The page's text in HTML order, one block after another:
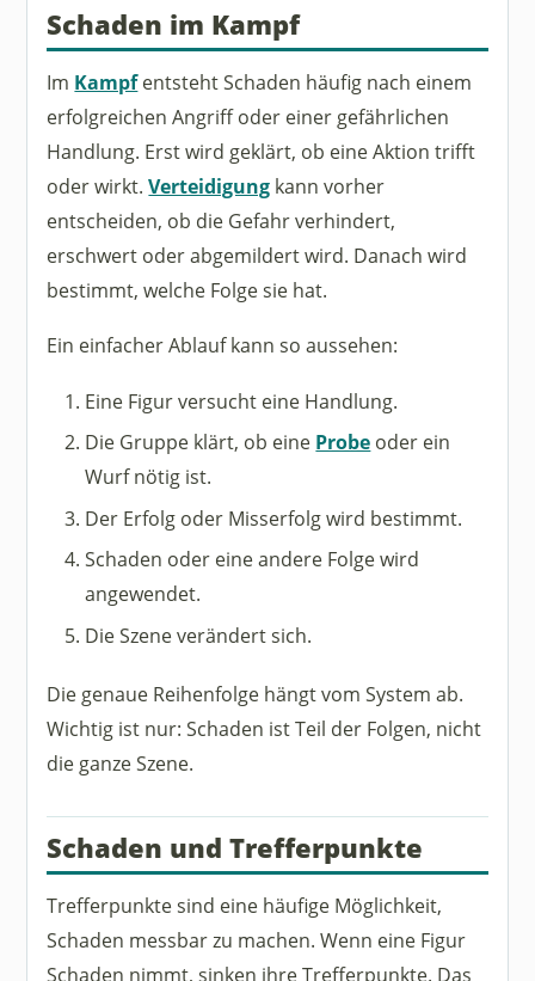
Schaden im Kampf
Im Kampfentsteht Schaden häufig nach einem
erfolgreichen Angriff oder einer gefährlichen
Handlung. Erst wird geklärt, ob eine Aktion trifft
oder wirkt.Verteidigung kann vorher
entscheiden, ob die Gefahr verhindert,
erschwert oder abgemildert wird. Danach wird
bestimmt, welche Folge sie hat.
Ein einfacher Ablauf kann so aussehen:
Eine Figur versucht eine Handlung.
Die Gruppe klärt, ob eine Probe oder ein
Wurf nötig ist.
Der Erfolg oder Misserfolg wird bestimmt.
Schaden oder eine andere Folge wird
angewendet.
Die Szene verändert sich.
Die genaue Reihenfolge hängt vom System ab.
Wichtig ist nur: Schaden ist Teil der Folgen, nicht
die ganze Szene.
Schaden und Trefferpunkte
Trefferpunkte sind eine häufige Möglichkeit,
Schaden messbar zu machen. Wenn eine Figur
Schaden nimmt, sinken ihre Trefferpunkte. Das